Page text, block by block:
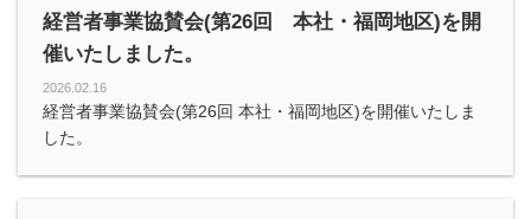
経営者事業協賛会(第26回 本社・福岡地区)を開
催いたしました。
2026.02.16
経営者事業協賛会(第26回 本社・福岡地区)を開催いたしま
した。